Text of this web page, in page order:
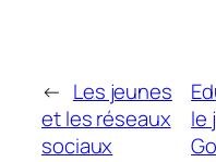
← Les jeunes
et les réseaux
sociaux
le